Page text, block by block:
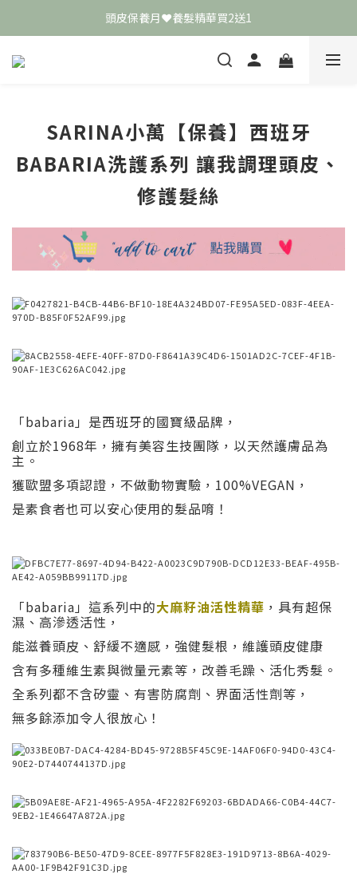
頭皮保養月❤️養髮精華買2送1
頭皮保養月❤️養髮精華買2送1
敏弱肌極簡保養學 ❤️ 舒敏霜買4送1
頭皮保養月❤️養髮精華買2送1
SARINA小萬【保養】西班牙
BABARIA洗護系列 讓我調理頭皮、
修護髮絲
「babaria」是西班牙的國寶級品牌，
創立於1968年，擁有美容生技團隊，以天然護膚品為
主。
獲歐盟多項認證，不做動物實驗，100%VEGAN，
是素食者也可以安心使用的髮品唷！
「babaria」這系列中的大麻籽油活性精華 ，具有超保
濕、高滲透活性，
能滋養頭皮、舒緩不適感，強健髮根，維護頭皮健康
含有多種維生素與微量元素等，改善毛躁、活化秀髮。
全系列都不含矽靈、有害防腐劑、界面活性劑等，
無多餘添加令人很放心！